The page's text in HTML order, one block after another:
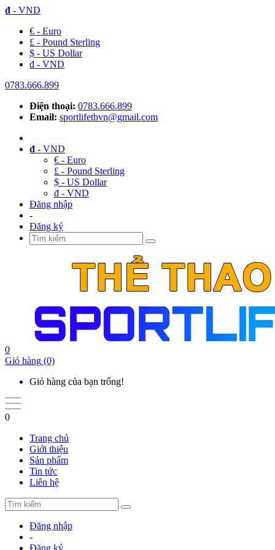
đ - VND
€ - Euro
£ - Pound Sterling
$ - US Dollar
đ - VND
0783.666.899
Điện thoại: 0783.666.899
Email: sportlifetbvn@gmail.com
đ - VND
€ - Euro
£ - Pound Sterling
$ - US Dollar
đ - VND
Đăng nhập
-
Đăng ký
0
Giỏ hàng (0)
Giỏ hàng của bạn trống!
0
Trang chủ
Giới thiệu
Sản phẩm
Tin tức
Liên hệ
Đăng nhập
-
Đăng ký